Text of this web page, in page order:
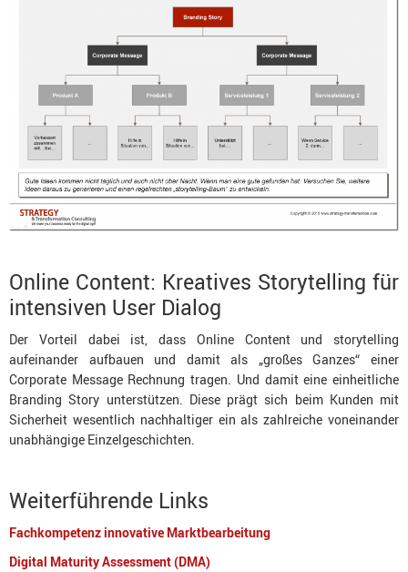
Online Content: Kreatives Storytelling für
intensiven User Dialog
Der Vorteil dabei ist, dass Online Content und storytelling
aufeinander aufbauen und damit als „großes Ganzes“ einer
Corporate Message Rechnung tragen. Und damit eine einheitliche
Branding Story unterstützen. Diese prägt sich beim Kunden mit
Sicherheit wesentlich nachhaltiger ein als zahlreiche voneinander
unabhängige Einzelgeschichten.
Weiterführende Links
Fachkompetenz innovative Marktbearbeitung
Digital Maturity Assessment (DMA)